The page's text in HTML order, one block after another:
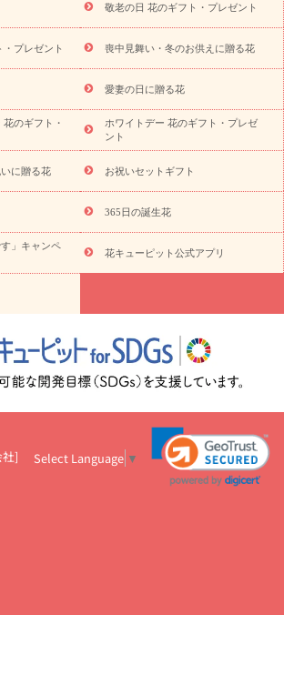
お祝い返し お見舞い
お取り
ス用 ご自宅用 観葉植物
ミディ胡蝶蘭
スタイルから探す
アレンジメント
お祝い お供え・お悔やみ 胡蝶蘭
胡蝶
蘭・お祝い ミディ胡蝶蘭・お供え
植物 観葉植物 産直多肉植物
プリザーブ
お供え・お悔やみ 花とセットギフト
フト（hanamore -ハナモア-）
花とみどりの
ットのeGfit カラー ピンク
花の種類 バラ ユリ トルコキキョウ
予
お祝い・3000円～ お祝い・
お祝い・7000円～ お祝い・10000円～
お供え・お悔やみ・3000円～
お供え・お
お供え・お悔やみ・7000円～
お供え・お悔
365日の誕生花カレンダー
開店・開業祝
お祝いを贈るときのマナー・
ットのお祝いコラム一覧
誕生日のお花を「色
結婚祝いの予算相場
出産祝いお役立ち情
ー基礎知識
ペットのお祝いワンポイントアド
（フラスタ）のマナー
お見舞いのマナーとル
お祝い花のマナー総まとめ
祝い花の正解は？
開店祝いの花 選び方ガイ
花キューピットのお供え・
ニック
花美人5人の「花のある暮らし」
美
敬老の日 花のギフト・プレゼント
プレゼント 喪中見舞い・冬のお供えに贈る花
愛妻の日に贈る花
のギフト・
ホワイトデー 花のギフト・プレゼ
ント
に贈る花 お祝いセットギフト
365日の誕生花
す」キャンペ
花キューピット公式アプリ
] Select Language ▼